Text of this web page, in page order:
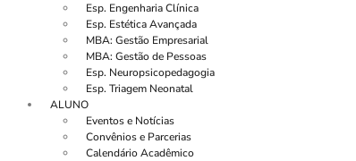
Esp. Engenharia Clínica
Esp. Estética Avançada
MBA: Gestão Empresarial
MBA: Gestão de Pessoas
Esp. Neuropsicopedagogia
Esp. Triagem Neonatal
ALUNO
Eventos e Notícias
Convênios e Parcerias
Calendário Acadêmico